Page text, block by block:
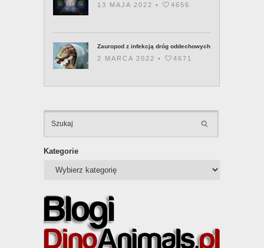
13 MAJA 2022 • 4656
Zauropod z infekcją dróg oddechowych
2 MARCA 2022 • 4671
Kategorie